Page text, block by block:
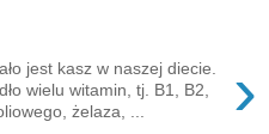
›
jest kasz w naszej diecie.
wielu witamin, tj. B1, B2,
żelaza, ...